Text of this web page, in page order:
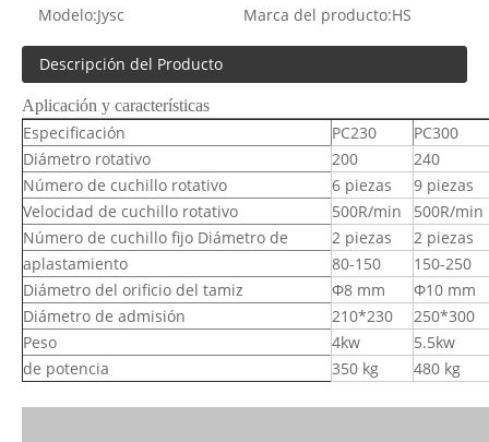
Modelo:Jysc Marca del producto:HS
Descripción del Producto
Aplicación y características
Especificación PC230
PC300
Diámetro rotativo
200
240
Número de cuchillo rotativo
6 piezas
9 piezas
Velocidad de cuchillo rotativo
500R/min
500R/min
Número de cuchillo fijo Diámetro de
2 piezas
2 piezas
aplastamiento
80-150
150-250
Diámetro del orificio del tamiz
Φ8 mm
Φ10 mm
Diámetro de admisión
210*230
250*300
Peso
4kw
5.5kw
de potencia
350 kg 480 kg